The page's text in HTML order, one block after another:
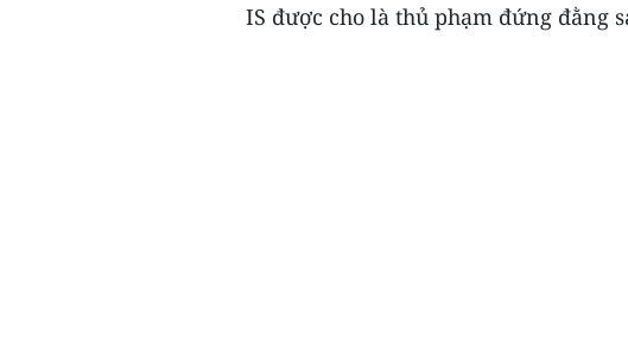
IS được cho là thủ phạm đứng đằng